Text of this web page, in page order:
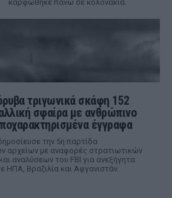
καρφώθηκε πάνω σε κολονάκια.
τριγωνικά σκάφη 152
σφαίρα με ανθρώπινο
έγγραφα
την 5η παρτίδα
αρχείων με αναφορές στρατιωτικών
αναλύσεων του FBI για ανεξήγητα
ΗΠΑ, Βραζιλία και Αφγανιστάν.